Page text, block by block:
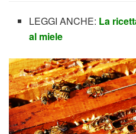
LEGGI ANCHE: La
al miele